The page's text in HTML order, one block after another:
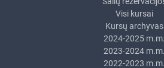
Visi kursai
Kursų archyvas
2024-2025 m.m.
2023-2024 m.m.
2022-2023 m.m.